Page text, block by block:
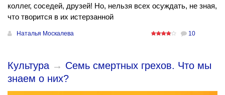
коллег, соседей, друзей! Но, нельзя всех осуждать, не зная,
что творится в их истерзанной
Наталья Москалева 10
Культура → Семь смертных грехов. Что мы
знаем о них?